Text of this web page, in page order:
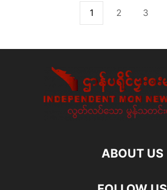
1 2 3
ABOUT US